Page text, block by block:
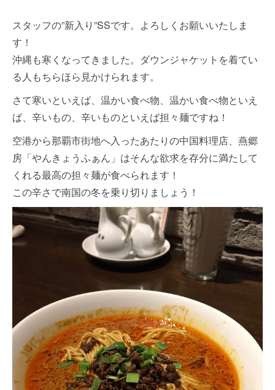
スタッフの”新入り”SSです。よろしくお願いいたしま
す！
沖縄も寒くなってきました。ダウンジャケットを着てい
る人もちらほら見かけられます。
さて寒いといえば、温かい食べ物、温かい食べ物といえ
ば、辛いもの、辛いものといえば担々麺ですね！
空港から那覇市街地へ入ったあたりの中国料理店、燕郷
房「やんきょうふぁん」はそんな欲求を存分に満たして
くれる最高の担々麺が食べられます！
この辛さで南国の冬を乗り切りましょう！